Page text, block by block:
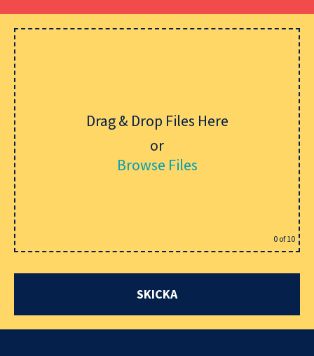
Drag & Drop Files Here
or
Browse Files
0 of 10